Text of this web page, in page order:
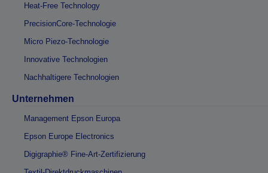
Heat-Free Technology
PrecisionCore-Technologie
Micro Piezo-Technologie
Innovative Technologien
Nachhaltigere Technologien
Unternehmen
Management Epson Europa
Epson Europe Electronics
Digigraphie® Fine-Art-Zertifizierung